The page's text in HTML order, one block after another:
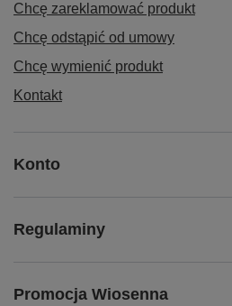
Chcę zareklamować produkt
Chcę odstąpić od umowy
Chcę wymienić produkt
Kontakt
Konto
Regulaminy
Promocja Wiosenna